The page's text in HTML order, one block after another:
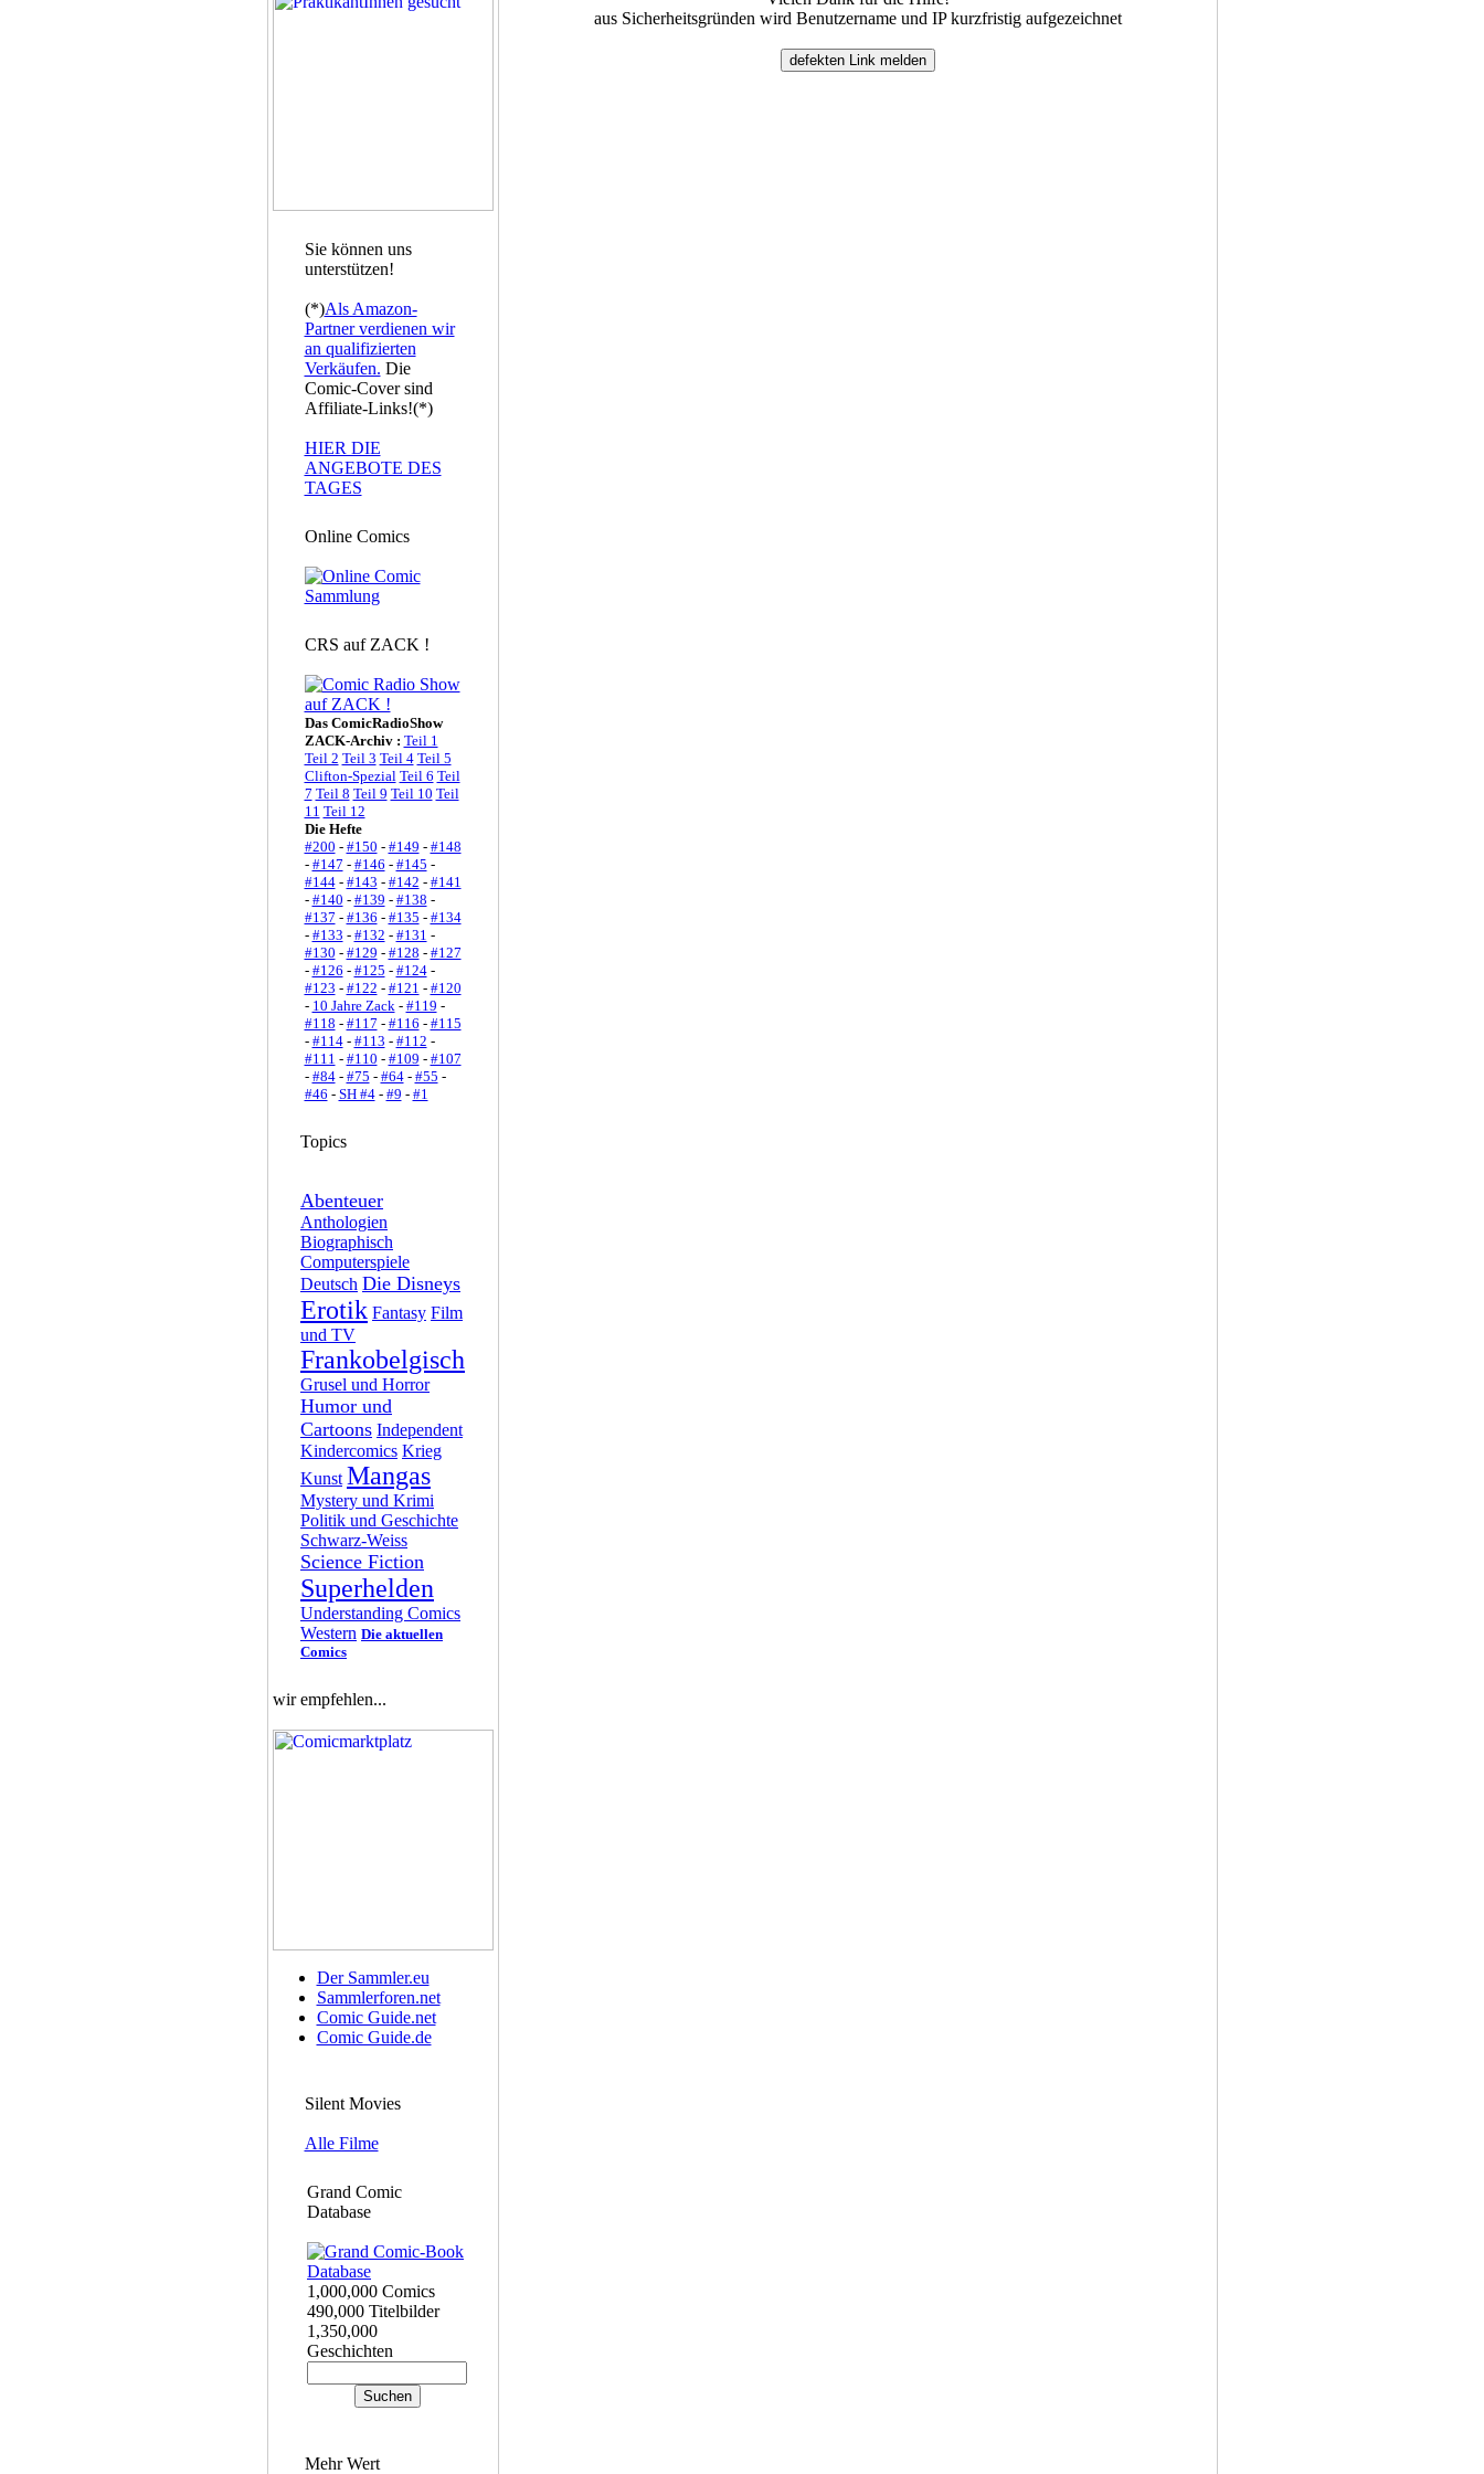
Sie können uns
unterstützen!
(*)Als Amazon-
Partner verdienen wir
an qualifizierten
Verkäufen. Die
Comic-Cover sind
Affiliate-Links!(*)
HIER DIE
ANGEBOTE DES
TAGES
Online Comics
CRS auf ZACK !
Das ComicRadioShow
ZACK-Archiv : Teil 1
Teil 2 Teil 3 Teil 4 Teil 5
Clifton-Spezial Teil 6 Teil
7 Teil 8 Teil 9 Teil 10 Teil
11 Teil 12
Die Hefte
#200 - #150 - #149 - #148
- #147 - #146 - #145 -
#144- #143 - #142 - #141
- #140 - #139 - #138 -
#137 - #136 - #135 - #134
- #133 - #132 - #131 -
#130 - #129 - #128 - #127
- #126 - #125 - #124-
#123 - #122 - #121 - #120
- 10 Jahre Zack- #119 -
#118 - #117 - #116 - #115
- #114- #113 - #112 -
#111 - #110 - #109 - #107
- #84- #75 - #64- #55 -
#46 - SH #4- #9 - #1
Topics
Abenteuer
Anthologien
Biographisch
Computerspiele
Deutsch Die Disneys
Erotik Fantasy Film
und TV
Frankobelgisch
Grusel und Horror
Humor und
Cartoons Independent
Kindercomics Krieg
Kunst Mangas
Mystery und Krimi
Politik und Geschichte
Schwarz-Weiss
Science Fiction
Superhelden
Understanding Comics
Western Die aktuellen
Comics
wir empfehlen...
Der Sammler.eu
Sammlerforen.net
Comic Guide.net
Comic Guide.de
Silent Movies
Alle Filme
Grand Comic
Database
1,000,000 Comics
490,000 Titelbilder
1,350,000
Geschichten
Mehr Wert
aus Sicherheitsgründen wird Benutzername und IP kurzfristig aufgezeichnet